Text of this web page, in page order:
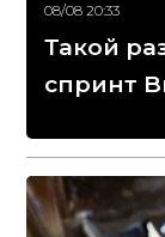
08/08 20:33
Такой
спринт